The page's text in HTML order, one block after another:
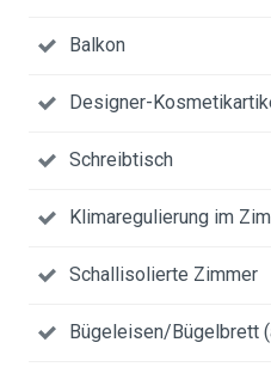
Balkon
Designer-
Schreibtisch
Klimaregulierung im
Schallisolierte Zimmer
Bügeleisen/Bügelbrett